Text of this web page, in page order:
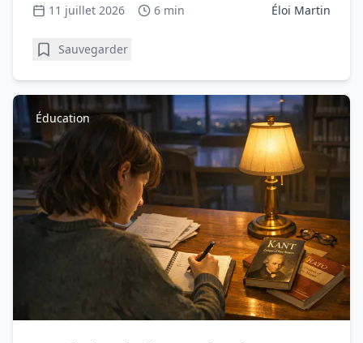
11 juillet 2026 6 min Éloi Martin
Sauvegarder
Éducation